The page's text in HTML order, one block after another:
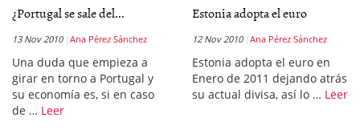
¿Portugal se sale del...
13 Nov 2010 Ana Pérez Sánchez
Una duda que empieza a
girar en torno a Portugal y
su economía es, si en caso
de … Leer
Estonia adopta el euro
12 Nov 2010 Ana Pérez Sánchez
Estonia adopta el euro en
Enero de 2011 dejando atrás
su actual divisa, así lo … Leer